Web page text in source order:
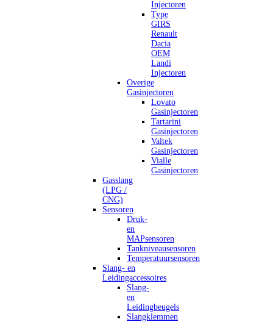
Injectoren
Type
GIRS
Renault
Dacia
OEM
Landi
Injectoren
Overige
Gasinjectoren
Lovato
Gasinjectoren
Tartarini
Gasinjectoren
Valtek
Gasinjectoren
Vialle
Gasinjectoren
Gasslang
(LPG /
CNG)
Sensoren
Druk-
en
MAPsensoren
Tankniveausensoren
Temperatuursensoren
Slang- en
Leidingaccessoires
Slang-
en
Leidingbeugels
Slangklemmen